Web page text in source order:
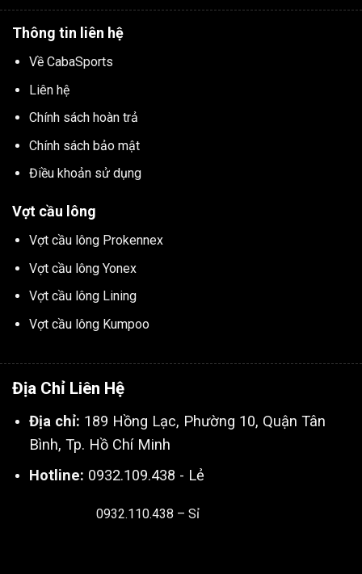
Thông tin liên hệ
Về CabaSports
Liên hệ
Chính sách hoàn trả
Chính sách bảo mật
Điều khoản sử dụng
Vợt cầu lông
Vợt cầu lông Prokennex
Vợt cầu lông Yonex
Vợt cầu lông Lining
Vợt cầu lông Kumpoo
Địa Chỉ Liên Hệ
Địa chỉ: 189 Hồng Lạc, Phường 10, Quận Tân
Bình, Tp. Hồ Chí Minh
Hotline: 0932.109.438 - Lẻ
0932.110.438 – Sỉ